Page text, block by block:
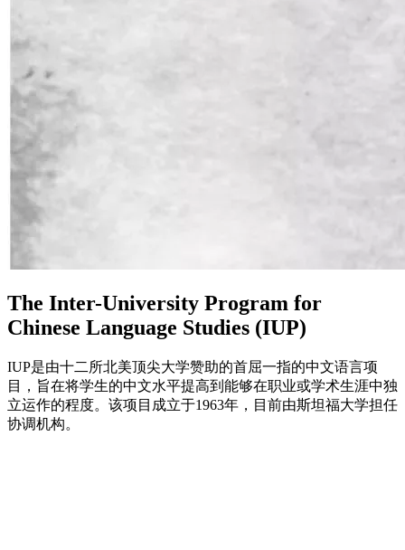
The Inter-University Program for
Chinese Language Studies (IUP)
IUP是由十二所北美顶尖大学赞助的首屈一指的中文语言项
目，旨在将学生的中文水平提高到能够在职业或学术生涯中独
立运作的程度。该项目成立于1963年，目前由斯坦福大学担任
协调机构。